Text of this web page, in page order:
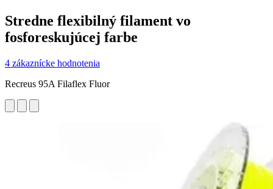
Stredne flexibilný filament vo
fosforeskujúcej farbe
4 zákaznícke hodnotenia
Recreus 95A Filaflex Fluor